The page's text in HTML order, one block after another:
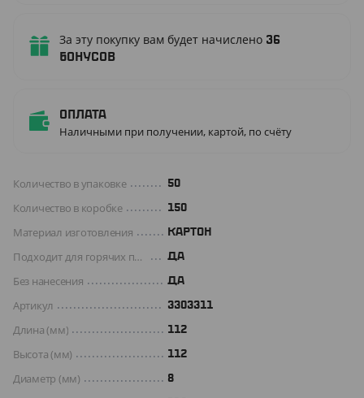
За эту покупку вам будет начислено 36
бонусов
Оплата
Наличными при получении, картой, по счёту
Количество в упаковке 50
Количество в коробке 150
Материал изготовления КАРТОН
Подходит для горячих продуктов ДА
Без нанесения ДА
Артикул 3303311
Длина (мм) 112
Высота (мм) 112
Диаметр (мм) 8